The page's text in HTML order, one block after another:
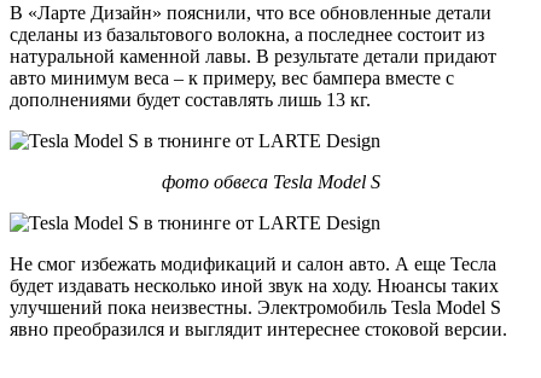
В «Ларте Дизайн» пояснили, что все обновленные детали
сделаны из базальтового волокна, а последнее состоит из
натуральной каменной лавы. В результате детали придают
авто минимум веса – к примеру, вес бампера вместе с
дополнениями будет составлять лишь 13 кг.
фото обвеса Tesla Model S
Не смог избежать модификаций и салон авто. А еще Тесла
будет издавать несколько иной звук на ходу. Нюансы таких
улучшений пока неизвестны. Электромобиль Tesla Model S
явно преобразился и выглядит интереснее стоковой версии.